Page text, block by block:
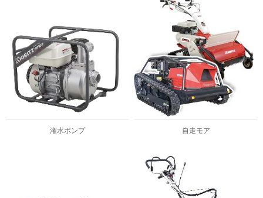
潅水ポンプ 自走モア